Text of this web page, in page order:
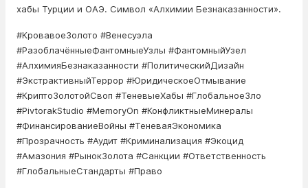
хабы Турции и ОАЭ. Символ «Алхимии Безнаказанности».
#КровавоеЗолото #Венесуэла
#РазоблачённыеФантомныеУзлы #ФантомныйУзел
#АлхимияБезнаказанности #ПолитическийДизайн
#ЭкстрактивныйТеррор #ЮридическоеОтмывание
#КриптоЗолотойСвоп #ТеневыеХабы #ГлобальноеЗло
#PivtorakStudio #MemoryOn #КонфликтныеМинералы
#ФинансированиеВойны #ТеневаяЭкономика
#Прозрачность #Аудит #Криминализация #Экоцид
#Амазония #РынокЗолота #Санкции #Ответственность
#ГлобальныеСтандарты #Право